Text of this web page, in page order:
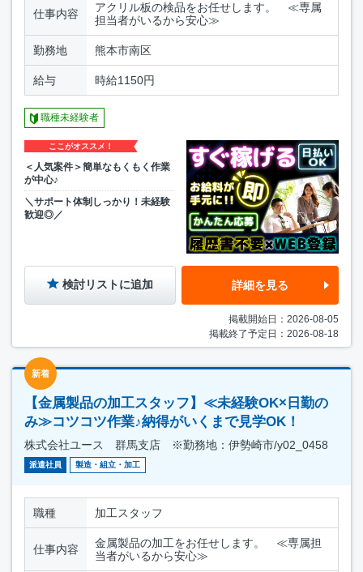
仕事内容
アクリル板の検品をお任せします。 ≪専属
担当者がいるから安心≫
勤務地 熊本市南区
給与 時給1150円
職種未経験者
ここがオススメ！
＜人気案件＞簡単なもくもく作業
が中心♪
＼サポート体制しっかり！未経験
歓迎◎／
検討リストに追加 詳細を見る
掲載開始日：2026-08-05
掲載終了予定日：2026-08-18
新着
【金属製品の加工スタッフ】≪未経験OK×日勤の
み≫コツコツ作業♪納得がいくまで見学OK！
株式会社ユース 群馬支店 ※勤務地：伊勢崎市/y02_0458
派遣社員 製造・組立・加工
職種 加工スタッフ
仕事内容
金属製品の加工をお任せします。 ≪専属担
当者がいるから安心≫